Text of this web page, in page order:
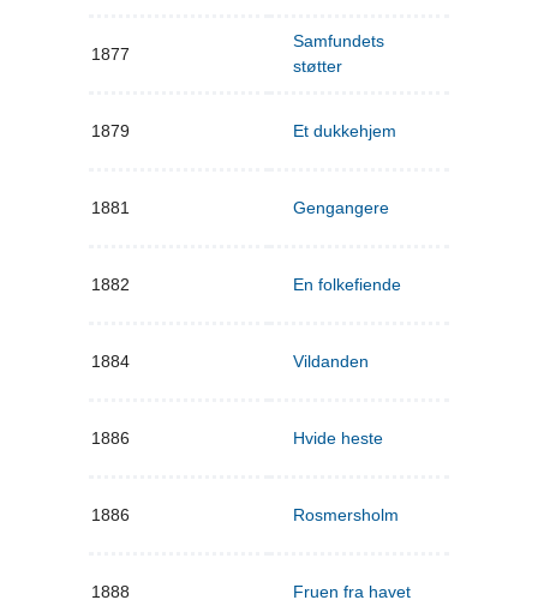
1877
Samfundets
støtter
1879 Et dukkehjem
1881 Gengangere
1882 En folkefiende
1884 Vildanden
1886 Hvide heste
1886 Rosmersholm
1888 Fruen fra havet